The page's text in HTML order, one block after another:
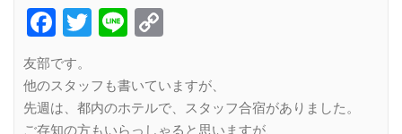
Facebook
Twitter
Line
友部です。
他のスタッフも書いていますが、
先週は、都内のホテルで、スタッフ合宿がありました。
ご存知の方もいらっしゃると思いますが、